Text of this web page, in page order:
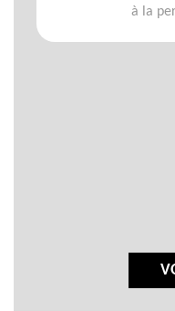
à la